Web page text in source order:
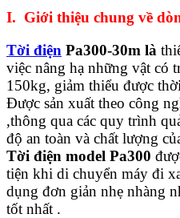
I. Giới thiệu chung về
Tời điện Pa300-30m là
việc nâng hạ những vật có
150kg, giảm thiểu được
Được sản xuất theo công
,thông qua các quy trình
độ an toàn và chất lượng
Tời điện model Pa300
tiện khi di chuyển máy đi
dụng đơn giản nhẹ nhàng
tốt nhất .